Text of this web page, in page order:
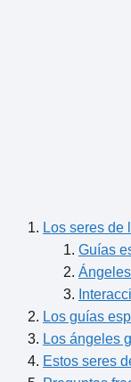
Los seres de
Guías
Los guías
Los ángeles
Estos seres